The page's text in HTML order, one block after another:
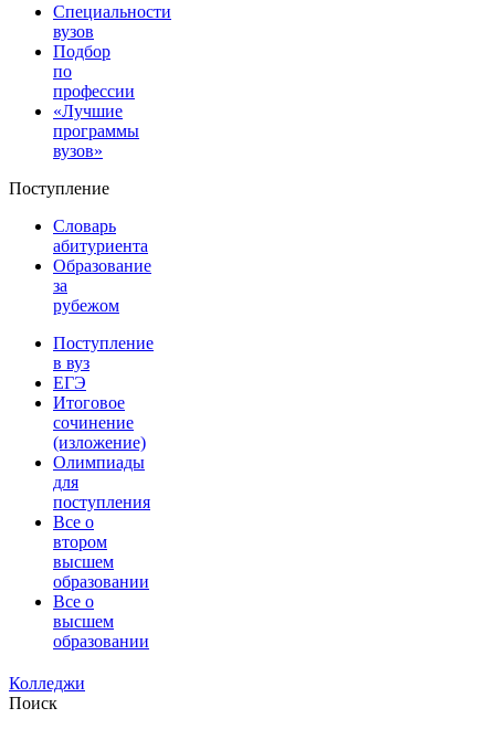
Специальности
вузов
Подбор
по
профессии
«Лучшие
программы
вузов»
Поступление
Словарь
абитуриента
Образование
за
рубежом
Поступление
в вуз
ЕГЭ
Итоговое
сочинение
(изложение)
Олимпиады
для
поступления
Все о
втором
высшем
образовании
Все о
высшем
образовании
Колледжи
Поиск